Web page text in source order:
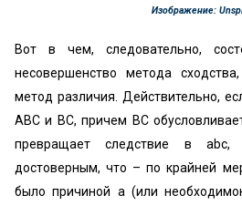
Изображение:
Вот в чем, следовательно,
несовершенство метода
метод различия. Действительно,
ABC и ВС, причем ВС
превращает следствие в abc,
достоверным, что – по крайней
было причиной а (или